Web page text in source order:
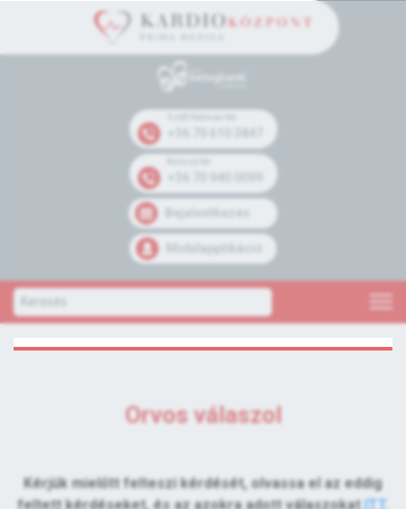
Bejelentkezés
Mobilapplikáció
Orvos válaszol
Kérjük mielőtt felteszi kérdését, olvassa el az eddig
feltett kérdéseket, és az azokra adott válaszokat ITT.